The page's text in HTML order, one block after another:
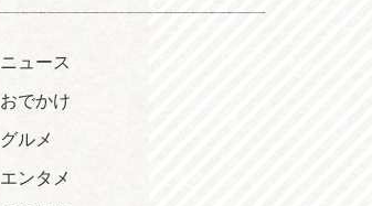
ニュース
おでかけ
グルメ
エンタメ